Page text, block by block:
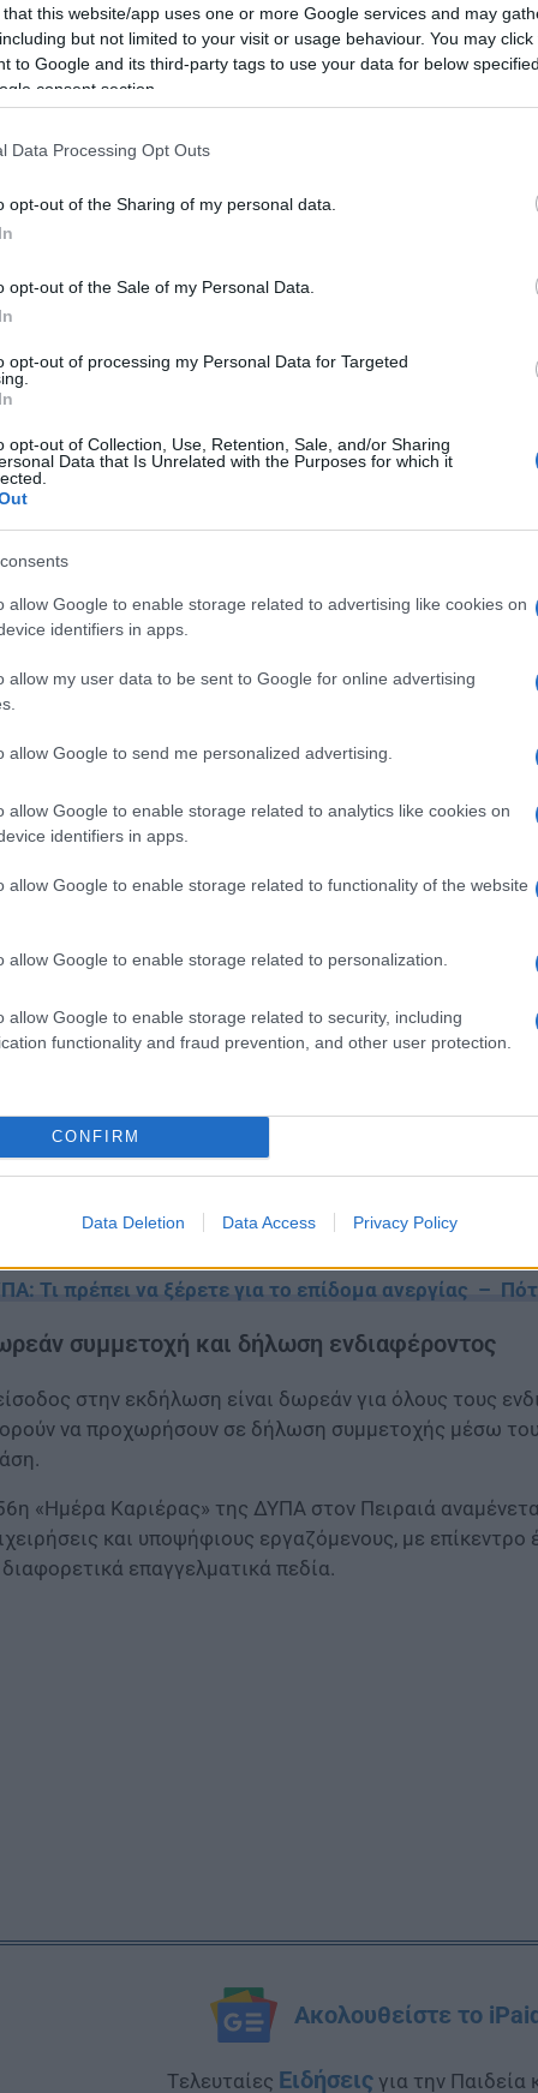
that this website/app uses one or more Google services and may
but not limited to your visit or usage behaviour. You may
to Google and its third-party tags to use your data for below
consent section.
Data Processing Opt Outs
opt-out of the Sharing of my personal data.
opt-out of the Sale of my Personal Data.
opt-out of processing my Personal Data for Targeted
opt-out of Collection, Use, Retention, Sale, and/or Sharing
Data that Is Unrelated with the Purposes for which it
allow Google to enable storage related to advertising like cookies on
identifiers in apps.
allow my user data to be sent to Google for online advertising
allow Google to send me personalized advertising.
allow Google to enable storage related to analytics like cookies on
identifiers in apps.
allow Google to enable storage related to functionality of the website
allow Google to enable storage related to personalization.
allow Google to enable storage related to security, including
functionality and fraud prevention, and other user protection.
CONFIRM
Data Deletion Data Access Privacy Policy
θα μπορούν να κάνουν οι ενδιαφερόμενοι
της εκδήλωσης θα έχουν τη δυνατότητα να
να ενημερωθούν για τις διαθέσιμες
θα μπορούν να καταθέσουν το βιογραφικό
στοιχείο της δράσης είναι ότι οι
συνεντεύξεις επιτόπου. Με τον τρόπο αυτό, η
οι υποψήφιοι έρχονται σε επαφή με εργοδότες
Νέο επίδομα 600 ευρώ: Ποιοί θα το πάρουν
Καριέρας» αποτελεί μία από τις δράσεις της
εργασίας. Μέσα από τέτοιες πρωτοβουλίες
της ζήτησης, ώστε οι διαθέσιμες θέσεις να γίνονται
του Πειραιά για τη συγκεκριμένη εκδήλωση
με δραστηριότητες της Γαλάζιας Οικονομίας. Η
τη δυνατότητα να γνωρίσουν από κοντά τις
στα προσόντα και την εμπειρία τους.
Τι πρέπει να ξέρετε για το επίδομα ανεργίας –
συμμετοχή και δήλωση ενδιαφέροντος
στην εκδήλωση είναι δωρεάν για όλους τους
να προχωρήσουν σε δήλωση συμμετοχής μέσω του
«Ημέρα Καριέρας» της ΔΥΠΑ στον Πειραιά
και υποψήφιους εργαζόμενους, με
επαγγελματικά πεδία.
Ακολουθείστε το
Tελευταίες Ειδήσεις για την Παιδεία